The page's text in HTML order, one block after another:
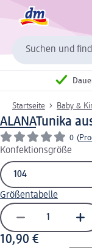
Suchen und
Startseite Baby &
ALANATunika
0 (
Konfektionsgröße
Größentabelle
10,90 €